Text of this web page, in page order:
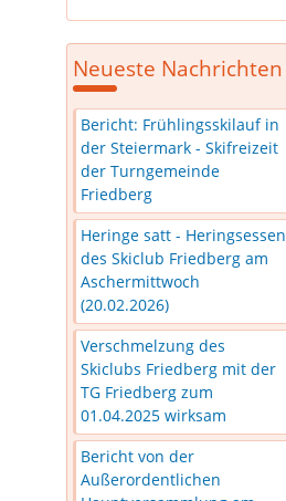
Neueste Nachrichten
Bericht: Frühlingsskilauf in
der Steiermark - Skifreizeit
der Turngemeinde
Friedberg
Heringe satt - Heringsessen
des Skiclub Friedberg am
Aschermittwoch
(20.02.2026)
Verschmelzung des
Skiclubs Friedberg mit der
TG Friedberg zum
01.04.2025 wirksam
Bericht von der
Außerordentlichen